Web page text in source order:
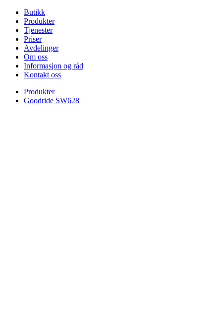
Butikk
Produkter
Tjenester
Priser
Avdelinger
Om oss
Informasjon og råd
Kontakt oss
Produkter
Goodride SW628